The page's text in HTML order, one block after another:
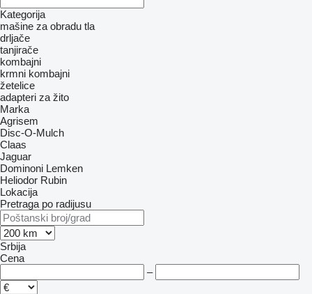
Kategorija
mašine za obradu tla
drljače
tanjirače
kombajni
krmni kombajni
žetelice
adapteri za žito
Marka
Agrisem
Disc-O-Mulch
Claas
Jaguar
Dominoni Lemken
Heliodor Rubin
Lokacija
Pretraga po radijusu
Srbija
Cena
–